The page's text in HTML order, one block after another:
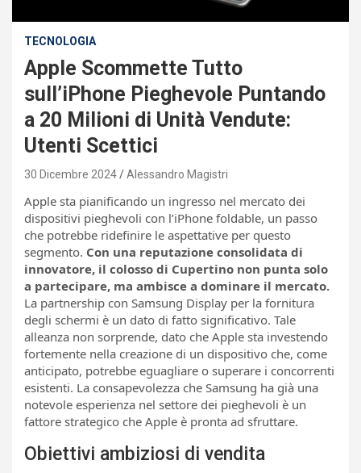
TECNOLOGIA
Apple Scommette Tutto
sull’iPhone Pieghevole Puntando
a 20 Milioni di Unità Vendute:
Utenti Scettici
30 Dicembre 2024 Alessandro Magistri
Apple sta pianificando un ingresso nel mercato dei
dispositivi pieghevoli con l’iPhone foldable, un passo
che potrebbe ridefinire le aspettative per questo
segmento. Con una reputazione consolidata di
innovatore, il colosso di Cupertino non punta solo
a partecipare, ma ambisce a dominare il mercato.
La partnership con Samsung Display per la fornitura
degli schermi è un dato di fatto significativo. Tale
alleanza non sorprende, dato che Apple sta investendo
fortemente nella creazione di un dispositivo che, come
anticipato, potrebbe eguagliare o superare i concorrenti
esistenti. La consapevolezza che Samsung ha già una
notevole esperienza nel settore dei pieghevoli è un
fattore strategico che Apple è pronta ad sfruttare.
Obiettivi ambiziosi di vendita